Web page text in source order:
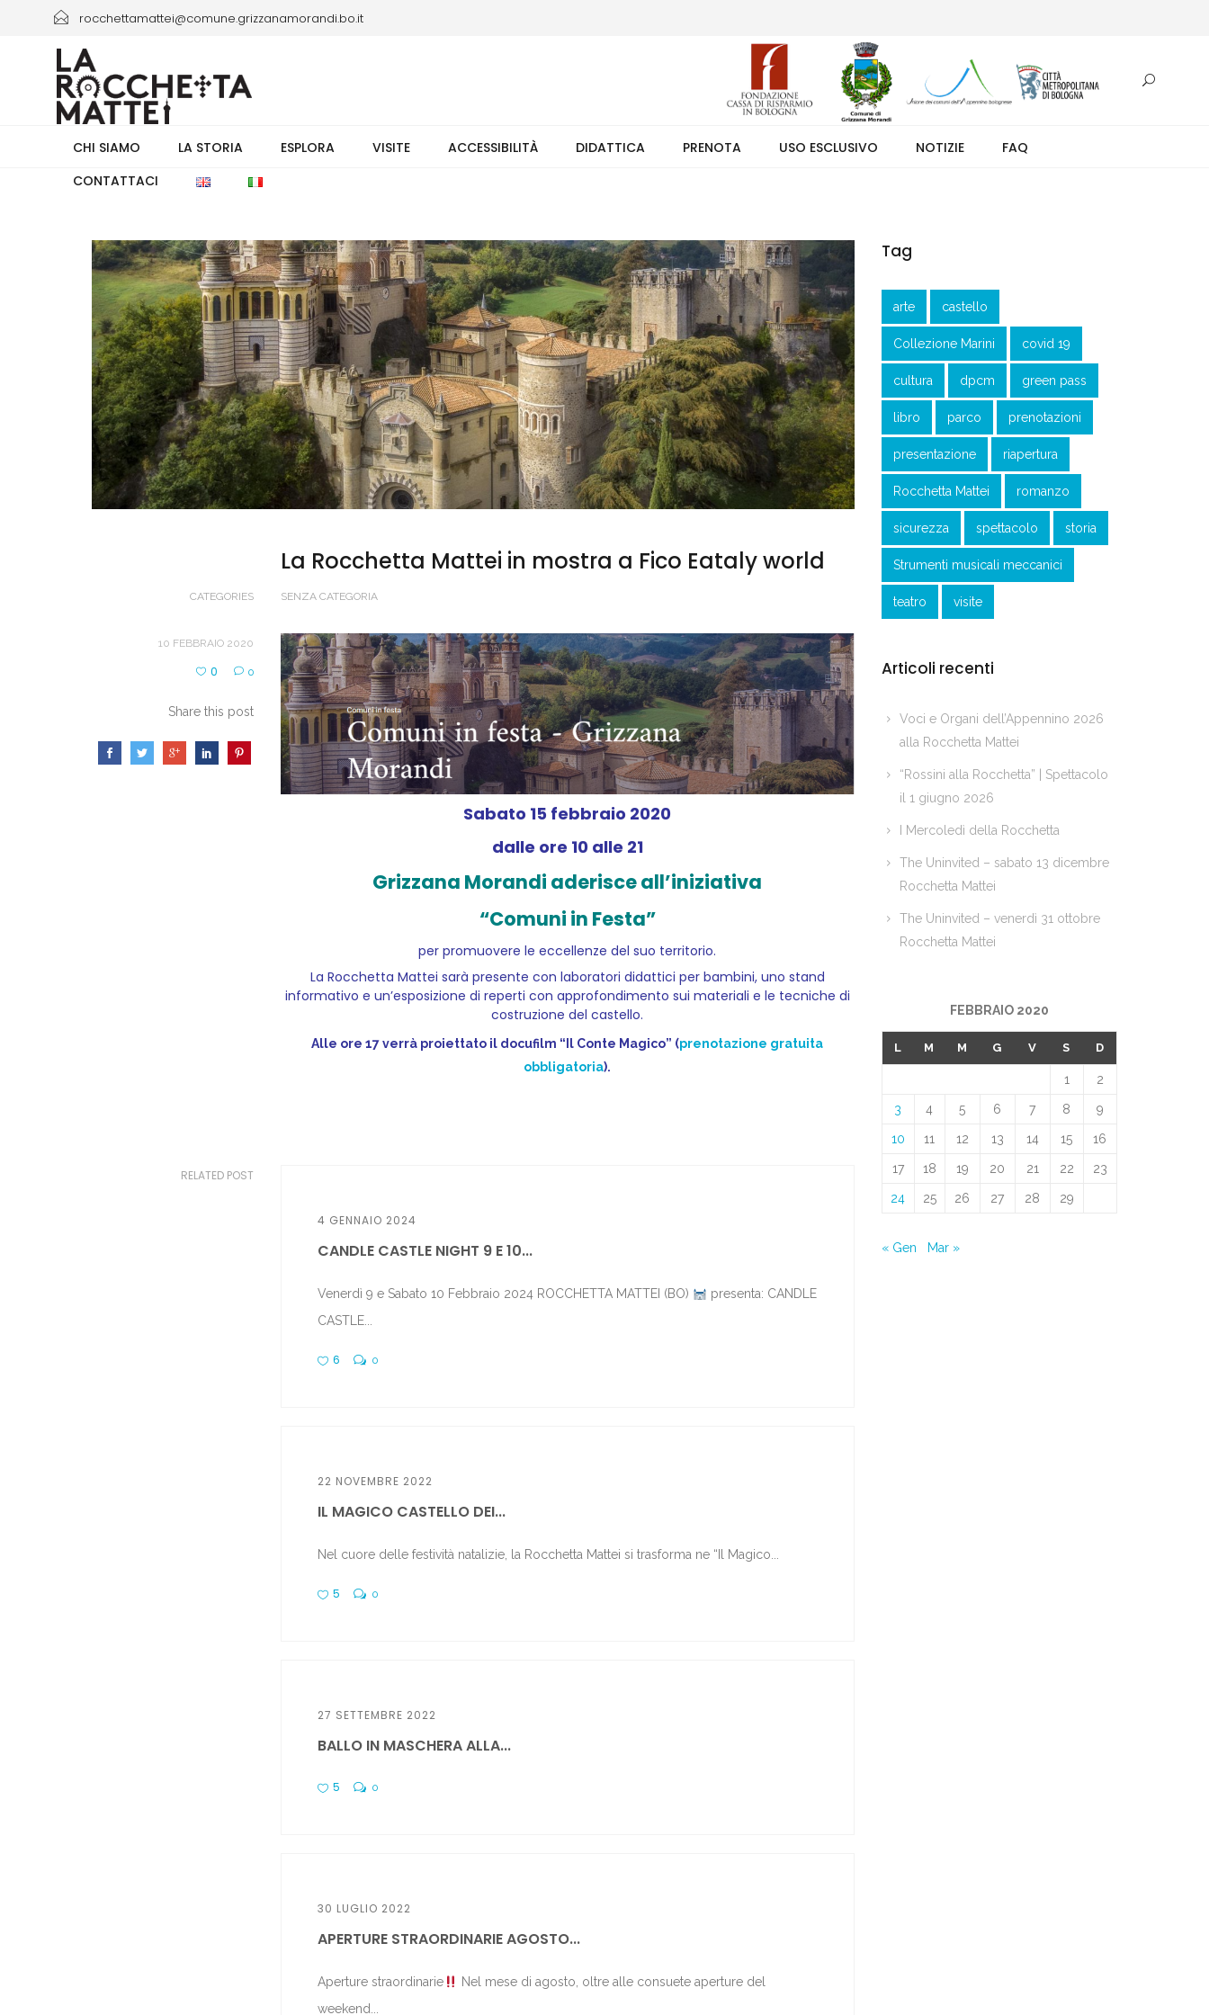
rocchettamattei@comune.grizzanamorandi.bo.it
+39 3661433941/+39 051 6730335 orario 8.00-13.30 (weekend +39 351 7373891 orario 9.00-17.30). Ingresso solo su prenotazione.
CHI SIAMO LA STORIA ESPLORA VISITE ACCESSIBILITÀ DIDATTICA PRENOTA USO ESCLUSIVO NOTIZIE
FAQ
CONTATTACI
La Rocchetta Mattei in mostra a Fico Eataly world
CATEGORIES SENZA CATEGORIA
10 FEBBRAIO 2020
0 0
Share this post
Sabato 15 febbraio 2020
dalle ore 10 alle 21
Grizzana Morandi aderisce all’iniziativa
“Comuni in Festa”
per promuovere le eccellenze del suo territorio.
La Rocchetta Mattei sarà presente con laboratori didattici per bambini, uno stand
informativo e un’esposizione di reperti con approfondimento sui materiali e le tecniche di
costruzione del castello.
Alle ore 17 verrà proiettato il docufilm “Il Conte Magico” (prenotazione gratuita
obbligatoria).
RELATED POST
4 GENNAIO 2024
CANDLE CASTLE NIGHT 9 E 10...
Venerdì 9 e Sabato 10 Febbraio 2024 ROCCHETTA MATTEI (BO)
presenta: CANDLE
CASTLE...
6 0
22 NOVEMBRE 2022
IL MAGICO CASTELLO DEI...
Nel cuore delle festività natalizie, la Rocchetta Mattei si trasforma ne “Il Magico...
5 0
27 SETTEMBRE 2022
BALLO IN MASCHERA ALLA...
5 0
30 LUGLIO 2022
APERTURE STRAORDINARIE AGOSTO...
Aperture straordinarie
Nel mese di agosto, oltre alle consuete aperture del
weekend...
Tag
arte castello
Collezione Marini covid 19
cultura dpcm green pass
libro parco prenotazioni
presentazione riapertura
Rocchetta Mattei romanzo
sicurezza spettacolo storia
Strumenti musicali meccanici
teatro visite
Articoli recenti
Voci e Organi dell’Appennino 2026
alla Rocchetta Mattei
“Rossini alla Rocchetta” | Spettacolo
il 1 giugno 2026
I Mercoledì della Rocchetta
The Uninvited – sabato 13 dicembre
Rocchetta Mattei
The Uninvited – venerdì 31 ottobre
Rocchetta Mattei
FEBBRAIO 2020
L M M G V S D
1 2
3 4 5 6 7 8 9
10 11 12 13 14 15 16
17 18 19 20 21 22 23
24 25 26 27 28 29
« Gen Mar »